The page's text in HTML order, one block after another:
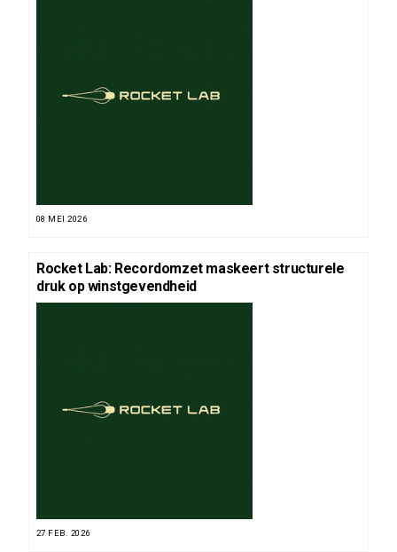
08 MEI 2026
Rocket Lab: Recordomzet maskeert structurele
druk op winstgevendheid
27 FEB. 2026